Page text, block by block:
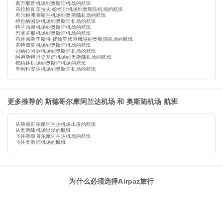
素万那普机场到奥斯陆机场的航班
布拉格瓦茨拉夫·哈维尔机场到奥斯陆机场的航班
卑尔根弗莱斯兰机场到奥斯陆机场的航班
维也纳国际机场到奥斯陆机场的航班
特兰西姆机场到奥斯陆机场的航班
巴塞罗那机场到奥斯陆机场的航班
布達佩斯李斯特·費倫茨國際機場到奥斯陆机场的航班
盖特威克机场到奥斯陆机场的航班
迈纳拉国际机场到奥斯陆机场的航班
阿姆斯特丹史基浦机场到奥斯陆机场的航班
都柏林机场到奥斯陆机场的航班
亨利科安达机场到奥斯陆机场的航班
更多推荐的 斯德哥尔摩阿兰达机场 和 奥斯陆机场 航班
从斯德哥尔摩阿兰达机场出发的航班
从奥斯陆机场出发的航班
飞往斯德哥尔摩阿兰达机场的航班
飞往奥斯陆机场的航班
为什么必须选择Airpaz旅行